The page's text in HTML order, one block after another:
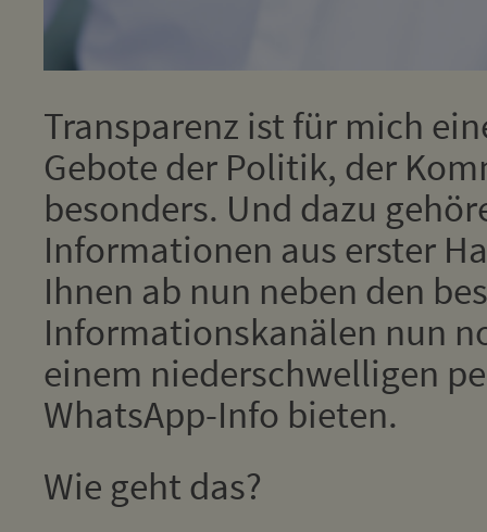
Transparenz ist für mich
Gebote der Politik, der
besonders. Und dazu
Informationen aus erster
Ihnen ab nun neben den
Informationskanälen nun
einem niederschwelligen
WhatsApp-Info bieten.
Wie geht das?